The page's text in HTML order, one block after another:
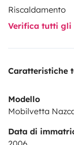
Riscaldamento
Verifica tutti gli
Caratteristiche
Modello
Mobilvetta
Data di